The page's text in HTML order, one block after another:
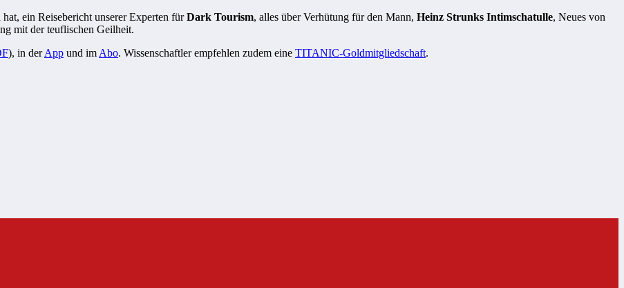
hat, ein Reisebericht unserer Experten fürDark Tourism, alles über Verhütung für den Mann, Heinz Strunks Intimschatulle, Neues von
mit der teuflischen Geilheit.
), in derApp und im Abo. Wissenschaftler empfehlen zudem eine TITANIC-Goldmitgliedschaft.